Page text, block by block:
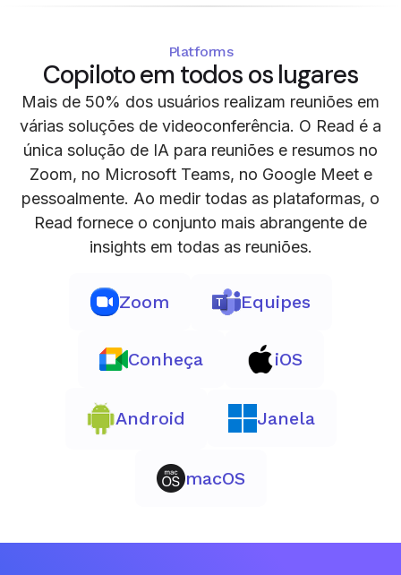
Platforms
Copiloto em todos os lugares
Mais de 50% dos usuários realizam reuniões em
várias soluções de videoconferência. O Read é a
única solução de IA para reuniões e resumos no
Zoom, no Microsoft Teams, no Google Meet e
pessoalmente. Ao medir todas as plataformas, o
Read fornece o conjunto mais abrangente de
insights em todas as reuniões.
Zoom Equipes
Conheça iOS
Android Janela
macOS